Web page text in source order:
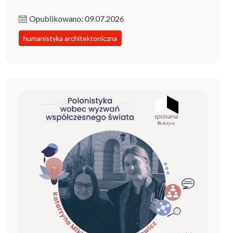
Opublikowano: 09.07.2026
humanistyka architektoniczna